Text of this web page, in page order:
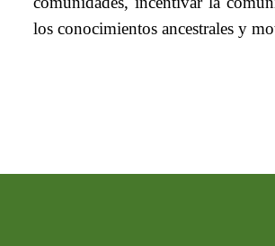
los conocimientos ancestrales y